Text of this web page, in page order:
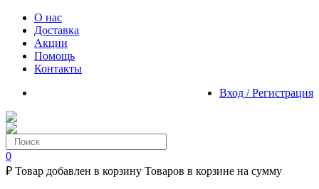
О нас
Доставка
Акции
Помощь
Контакты
Вход / Регистрация
0
₽ Товар добавлен в корзину Товаров в корзине на сумму